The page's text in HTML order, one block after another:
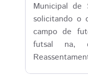
Municipal de
solicitando o
campo de
futsal na,